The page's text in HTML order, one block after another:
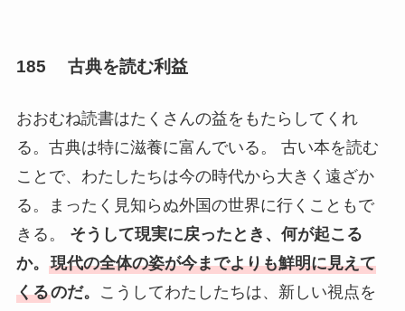
185 古典を読む利益
おおむね読書はたくさんの益をもたらしてくれ
る。古典は特に滋養に富んでいる。 古い本を読む
ことで、わたしたちは今の時代から大きく遠ざか
る。まったく見知らぬ外国の世界に行くこともで
きる。 そうして現実に戻ったとき、何が起こる
か。 現代の全体の姿が今までよりも鮮明に見えて
くるのだ。
こうしてわたしたちは、新しい視点を